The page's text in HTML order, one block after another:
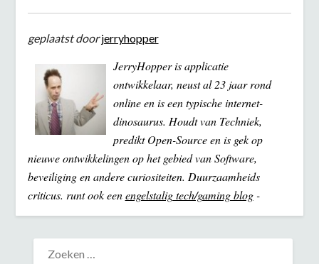
geplaatst door jerryhopper
JerryHopper is applicatie
ontwikkelaar, neust al 23 jaar rond
online en is een typische internet-
dinosaurus. Houdt van Techniek,
predikt Open-Source en is gek op
nieuwe ontwikkelingen op het gebied van Software,
beveiliging en andere curiositeiten. Duurzaamheids
criticus. runt ook eenengelstalig tech/gaming blog-